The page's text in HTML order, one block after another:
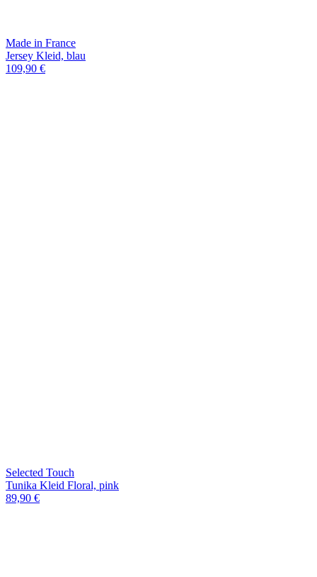
Made in France
Jersey Kleid, blau
109,90 €
Selected Touch
Tunika Kleid Floral, pink
89,90 €